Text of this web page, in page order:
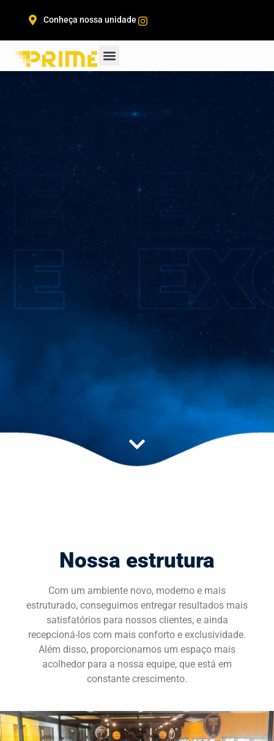
Conheça nossa unidade
SOLICITE UMA DEMONSTRAÇÃO
Nossa estrutura
Com um ambiente novo, moderno e mais
estruturado, conseguimos entregar resultados mais
satisfatórios para nossos clientes, e ainda
recepcioná-los com mais conforto e exclusividade.
Além disso, proporcionamos um espaço mais
acolhedor para a nossa equipe, que está em
constante crescimento.